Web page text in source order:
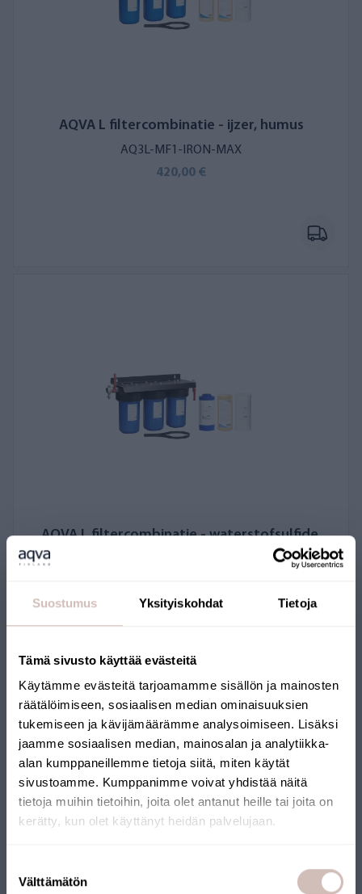
Suostumus Yksityiskohdat Tietoja
Tämä sivusto käyttää evästeitä
Käytämme evästeitä tarjoamamme sisällön ja mainosten
räätälöimiseen, sosiaalisen median ominaisuuksien
tukemiseen ja kävijämäärämme analysoimiseen. Lisäksi
jaamme sosiaalisen median, mainosalan ja analytiikka-
alan kumppaneillemme tietoja siitä, miten käytät
sivustoamme. Kumppanimme voivat yhdistää näitä
tietoja muihin tietoihin, joita olet antanut heille tai joita on
kerätty, kun olet käyttänyt heidän palvelujaan.
valinta
Välttämätön
AQVA L filtercombinatie - ijzer, humus
AQ3L-MF1-IRON-MAX
420,00 €
AQVA L filtercombinatie - waterstofsulfide,
410,00 €
Leveringsland